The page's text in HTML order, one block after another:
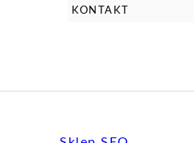
KONTAKT